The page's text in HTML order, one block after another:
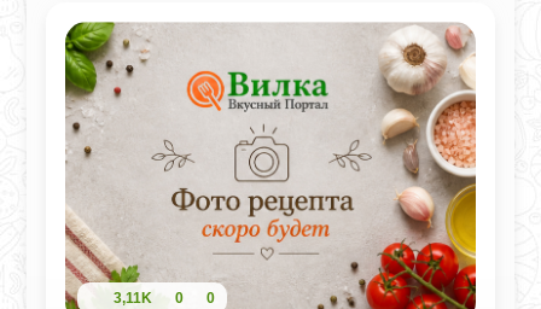
внутри, регулируете специи и выбираете
именно те добавки, которые любите.
Главный секрет - правильно
подготовленная мясная основа. Фарш
взбивается до пастообразной
консистенции, смешивается с луком,
майонезом и специями, а затем
запекается тонким пластом. Благодаря
этому мясо получается нежным, сочным
и легко нарезается на тонкие ломтики,
как в классическом донере.
3,11K 0 0